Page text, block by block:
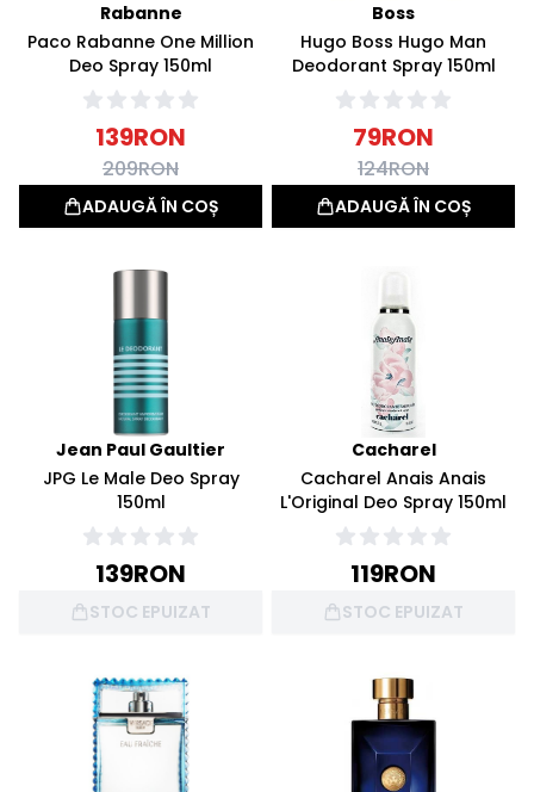
Rabanne
Paco Rabanne One Million
Deo Spray 150ml
139RON
209RON
ADAUGĂ ÎN COȘ
Boss
Hugo Boss Hugo Man
Deodorant Spray 150ml
79RON
124RON
ADAUGĂ ÎN COȘ
Jean Paul Gaultier
JPG Le Male Deo Spray
150ml
139RON
STOC EPUIZAT
Cacharel
Cacharel Anais Anais
L'Original Deo Spray 150ml
119RON
STOC EPUIZAT